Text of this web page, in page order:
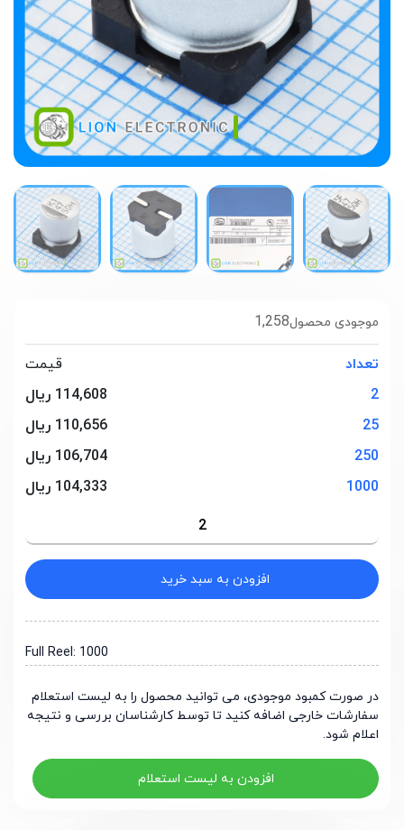
1,258موجودی محصول
تعداد
قیمت
2
114,608 ریال
25
110,656 ریال
250
106,704 ریال
1000
104,333 ریال
افزودن به سبد خرید
Full Reel: 1000
در صورت کمبود موجودی، می توانید محصول را به لیست استعلام
سفارشات خارجی اضافه کنید تا توسط کارشناسان بررسی و نتیجه
اعلام شود.
افزودن به لیست استعلام